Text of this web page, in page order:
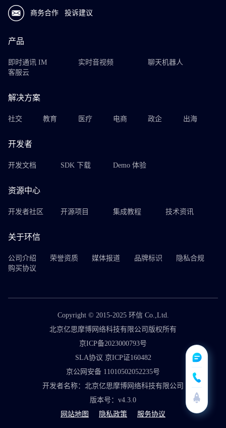
商务合作 投诉建议
产品
即时通讯 IM 实时音视频
聊天机器人
客服云
解决方案
社交 教育 医疗 电商 政企 出海
开发者
开发文档 SDK 下载 Demo 体验
资源中心
开发者社区 开源项目 集成教程 技术资讯
关于环信
公司介绍 荣誉资质 媒体报道 品牌标识
隐私合规
购买协议
Copyright © 2015-2025 环信 Co.,Ltd.
北京亿思摩博网络科技有限公司版权所有
京ICP备2023000793号
SLA协议 京ICP证160482
京公网安备 11010502052235号
开发者名称：北京亿思摩博网络科技有限公司
版本号：v4.3.0
网站地图
隐私政策 服务协议